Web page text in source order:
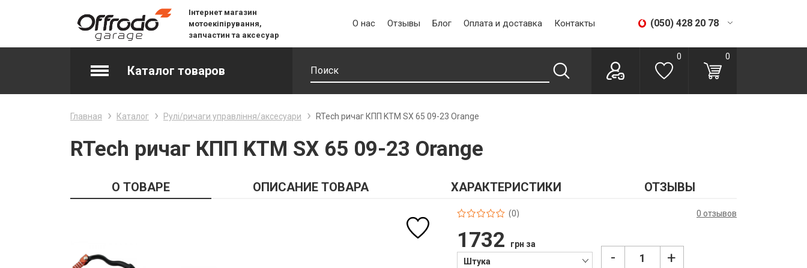
Інтернет магазин
мотоекіпірування,
запчастин та аксесуар
О нас Отзывы Блог Оплата и доставка Контакты (050) 428 20 78
(067) 293 28 56
Каталог товаров
Джерсі
Lifestyle
Вилочне масло
0 0
Главная Каталог Рулі/ричаги управління/аксесуари RTech ричаг КПП KTM SX 65 09-23 Orange
RTech ричаг КПП KTM SX 65 09-23 Orange
О ТОВАРЕ ОПИСАНИЕ ТОВАРА ХАРАКТЕРИСТИКИ ОТЗЫВЫ
(0) 0 отзывов
1732
грн за
Штука
- +